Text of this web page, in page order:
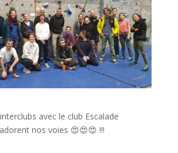
avec le club Escalade
nos voies 😍😍😍 !!!